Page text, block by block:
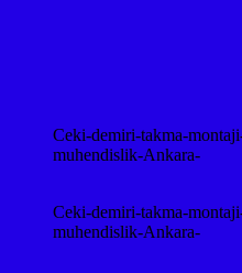
Ceki-demiri-takma-
muhendislik-Ankara-
Ceki-demiri-takma-
muhendislik-Ankara-